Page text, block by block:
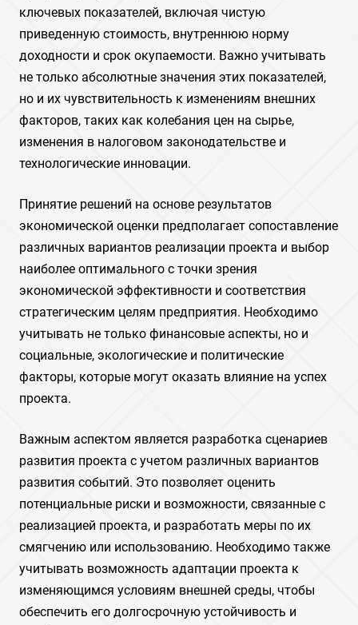
ключевых показателей, включая чистую
приведенную стоимость, внутреннюю норму
доходности и срок окупаемости. Важно учитывать
не только абсолютные значения этих показателей,
но и их чувствительность к изменениям внешних
факторов, таких как колебания цен на сырье,
изменения в налоговом законодательстве и
технологические инновации.
Принятие решений на основе результатов
экономической оценки предполагает сопоставление
различных вариантов реализации проекта и выбор
наиболее оптимального с точки зрения
экономической эффективности и соответствия
стратегическим целям предприятия. Необходимо
учитывать не только финансовые аспекты, но и
социальные, экологические и политические
факторы, которые могут оказать влияние на успех
проекта.
Важным аспектом является разработка сценариев
развития проекта с учетом различных вариантов
развития событий. Это позволяет оценить
потенциальные риски и возможности, связанные с
реализацией проекта, и разработать меры по их
смягчению или использованию. Необходимо также
учитывать возможность адаптации проекта к
изменяющимся условиям внешней среды, чтобы
обеспечить его долгосрочную устойчивость и